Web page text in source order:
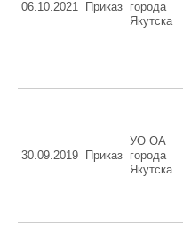
06.10.2021 Приказ
города
Якутска
30.09.2019 Приказ
УО ОА
города
Якутска